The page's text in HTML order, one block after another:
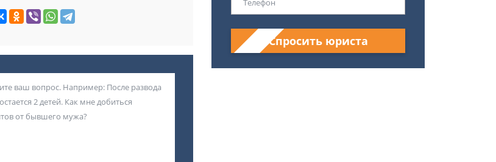
Спросить юриста